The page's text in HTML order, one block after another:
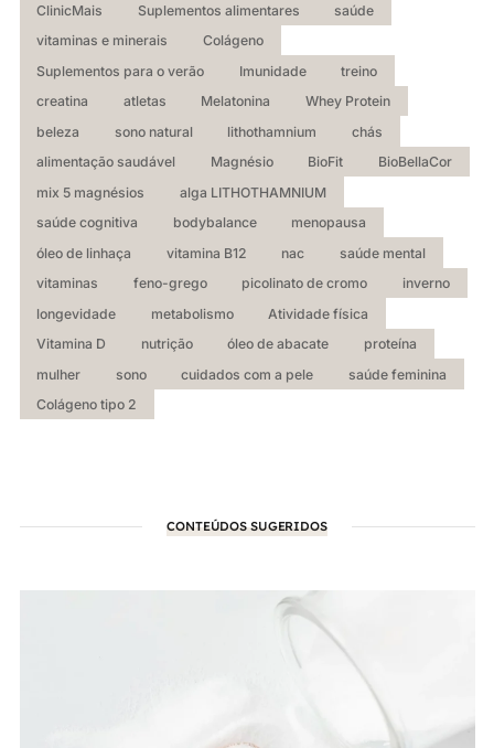
ClinicMais Suplementos alimentares
saúde
vitaminas e minerais
Colágeno
Suplementos para o verão
Imunidade
treino
creatina
atletas Melatonina
Whey Protein
beleza
sono natural lithothamnium
chás
alimentação saudável
Magnésio BioFit
BioBellaCor
mix 5 magnésios
alga LITHOTHAMNIUM
saúde cognitiva
bodybalance
menopausa
óleo de linhaça
vitamina B12 nac
saúde mental
vitaminas
feno-grego picolinato de cromo
inverno
longevidade
metabolismo
Atividade física
Vitamina D
nutrição óleo de abacate
proteína
mulher
sono cuidados com a pele
saúde feminina
Colágeno tipo 2
CONTEÚDOS SUGERIDOS